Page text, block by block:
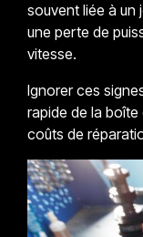
souvent liée à un
une perte de
vitesse.
Ignorer ces
rapide de la
coûts de